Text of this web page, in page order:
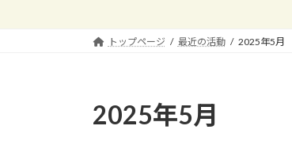
トップページ 最近の活動 2025年5月
2025年5月